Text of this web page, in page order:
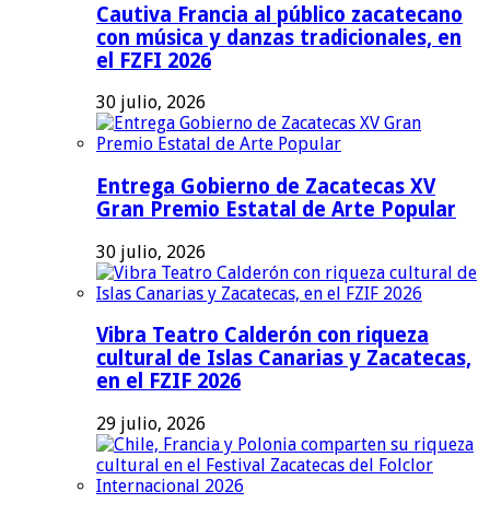
Cautiva Francia al público zacatecano
con música y danzas tradicionales, en
el FZFI 2026
30 julio, 2026
Entrega Gobierno de Zacatecas XV
Gran Premio Estatal de Arte Popular
30 julio, 2026
Vibra Teatro Calderón con riqueza
cultural de Islas Canarias y Zacatecas,
en el FZIF 2026
29 julio, 2026